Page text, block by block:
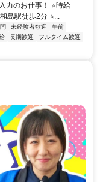
力のお仕事！ ⭐時給
島駅徒歩2分 ⭐...
未経験者歓迎
午前
長期歓迎
フルタイム歓迎